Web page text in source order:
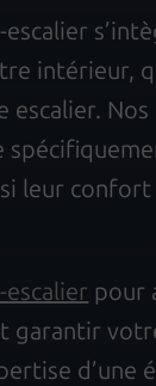
intérieur,
leur
pour
garantir
d’une